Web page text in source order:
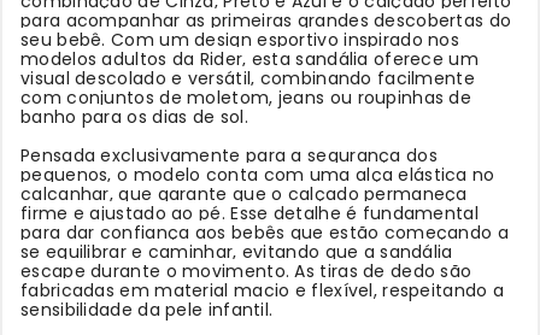
para acompanhar as primeiras grandes descobertas do
seu bebê. Com um design esportivo inspirado nos
modelos adultos da Rider, esta sandália oferece um
visual descolado e versátil, combinando facilmente
com conjuntos de moletom, jeans ou roupinhas de
banho para os dias de sol.
Pensada exclusivamente para a segurança dos
pequenos, o modelo conta com uma alça elástica no
calcanhar, que garante que o calçado permaneça
firme e ajustado ao pé. Esse detalhe é fundamental
para dar confiança aos bebês que estão começando a
se equilibrar e caminhar, evitando que a sandália
escape durante o movimento. As tiras de dedo são
fabricadas em material macio e flexível, respeitando a
sensibilidade da pele infantil.